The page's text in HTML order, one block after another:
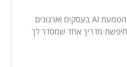
AI ואוטומציה לארגונים: הטמעת AI בעסקים וארגונים
חיפשת מדריך אחד שמסדר לך